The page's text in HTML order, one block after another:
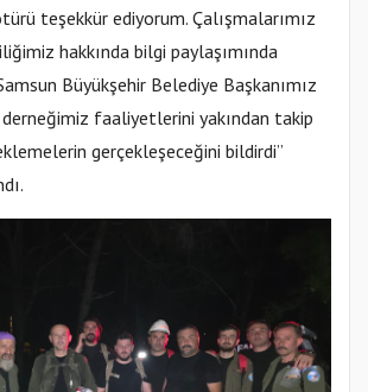
teşekkür ediyorum. Çalışmalarımız
hakkında bilgi paylaşımında
Büyükşehir Belediye Başkanımız
faaliyetlerini yakından takip
gerçekleşeceğini bildirdi”